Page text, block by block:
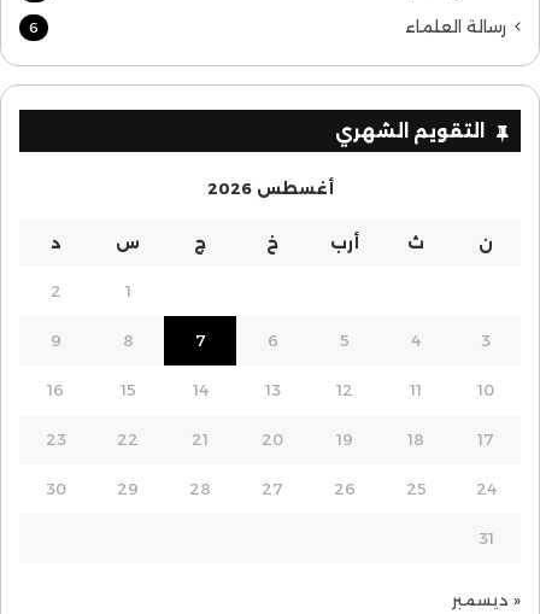
رسالة العلماء 6
التقويم الشهري
أغسطس 2026
ن ث أرب خ ج س د
1
2
3
4
5
6
7
8
9
10
11
12
13
14
15
16
17
18
19
20
21
22
23
24
25
26
27
28
29
30
31
« ديسمبر